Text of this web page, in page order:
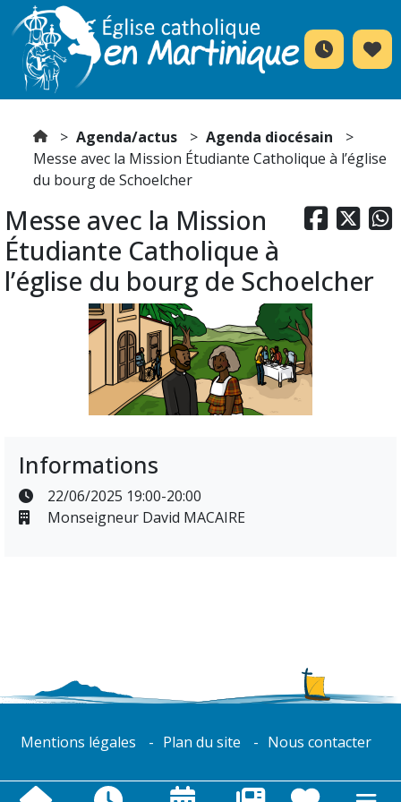
Agenda/actus
Agenda diocésain
Messe avec la Mission Étudiante Catholique à l’église
du bourg de Schoelcher
  
Messe avec la Mission
Étudiante Catholique à
l’église du bourg de Schoelcher
Informations
22/06/2025 19:00-20:00
Monseigneur David MACAIRE
Mentions légales Plan du site Nous contacter